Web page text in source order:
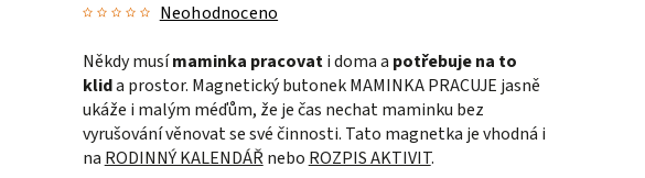
Neohodnoceno
Někdy musímaminka pracovati doma a potřebuje na to
klida prostor. Magnetický butonek MAMINKA PRACUJE jasně
ukáže i malým méďům, že je čas nechat maminku bez
vyrušování věnovat se své činnosti. Tato magnetka je vhodná i
na RODINNÝ KALENDÁŘnebo ROZPIS AKTIVIT.